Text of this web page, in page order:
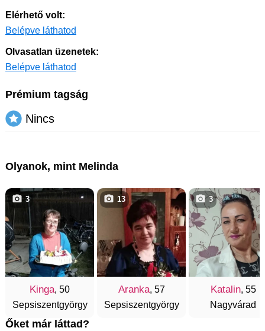
Elérhető volt:
Belépve láthatod
Olvasatlan üzenetek:
Belépve láthatod
Prémium tagság
Nincs
Olyanok, mint Melinda
Kinga, 50
Sepsiszentgyörgy
3
Aranka, 57
Sepsiszentgyörgy
13
Katalin, 55
Nagyvárad
3
Őket már láttad?